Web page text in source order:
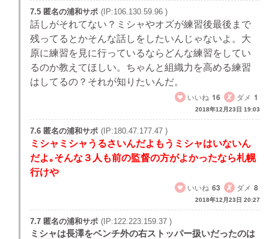
7.5 匿名の浦和サポ (IP:106.130.59.96 )
話しがそれてない？ミシャやオズが練習後最後まで
残ってるとかそんな話しをしたいんじゃないよ。大
原に練習を見に行っているならどんな練習をしてい
るのか教えてほしい。ちゃんと組織力を高める練習
はしてるの？それが知りたいんだ。
いいね 16 ダメ 1
2018年12月23日 19:03
7.6 匿名の浦和サポ (IP:180.47.177.47 )
ミシャミシャうるさいんだよもうミシャはいないん
だよ｡そんな３人も前の監督の方がよかったなら札幌
行けや
いいね 63 ダメ 8
2018年12月23日 20:27
7.7 匿名の浦和サポ (IP:122.223.159.37 )
ミシャは長澤をベンチ外の右ストッパー扱いだったのは